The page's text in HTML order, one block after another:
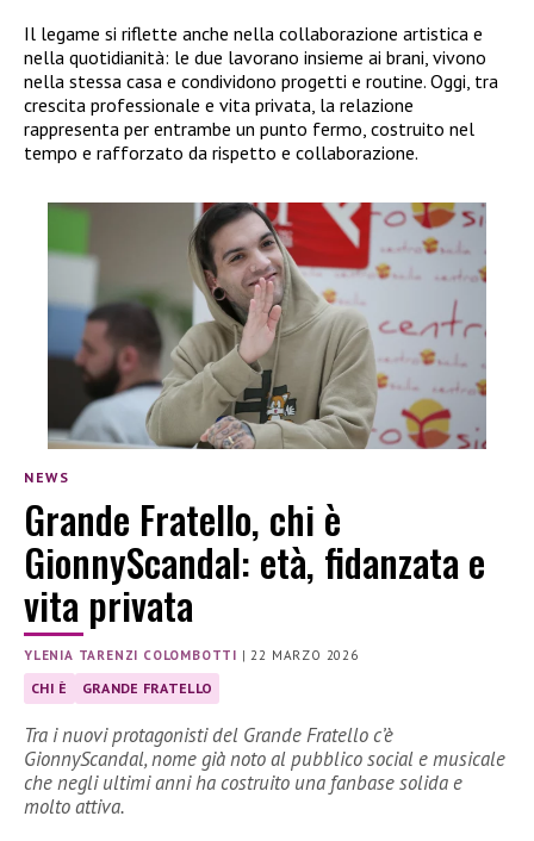
Il legame si riflette anche nella collaborazione artistica e
nella quotidianità: le due lavorano insieme ai brani, vivono
nella stessa casa e condividono progetti e routine. Oggi, tra
crescita professionale e vita privata, la relazione
rappresenta per entrambe un punto fermo, costruito nel
tempo e rafforzato da rispetto e collaborazione.
NEWS
Grande Fratello, chi è
GionnyScandal: età, fidanzata e
vita privata
YLENIA TARENZI COLOMBOTTI | 22 MARZO 2026
CHI È GRANDE FRATELLO
Tra i nuovi protagonisti del Grande Fratello c’è
GionnyScandal, nome già noto al pubblico social e musicale
che negli ultimi anni ha costruito una fanbase solida e
molto attiva.